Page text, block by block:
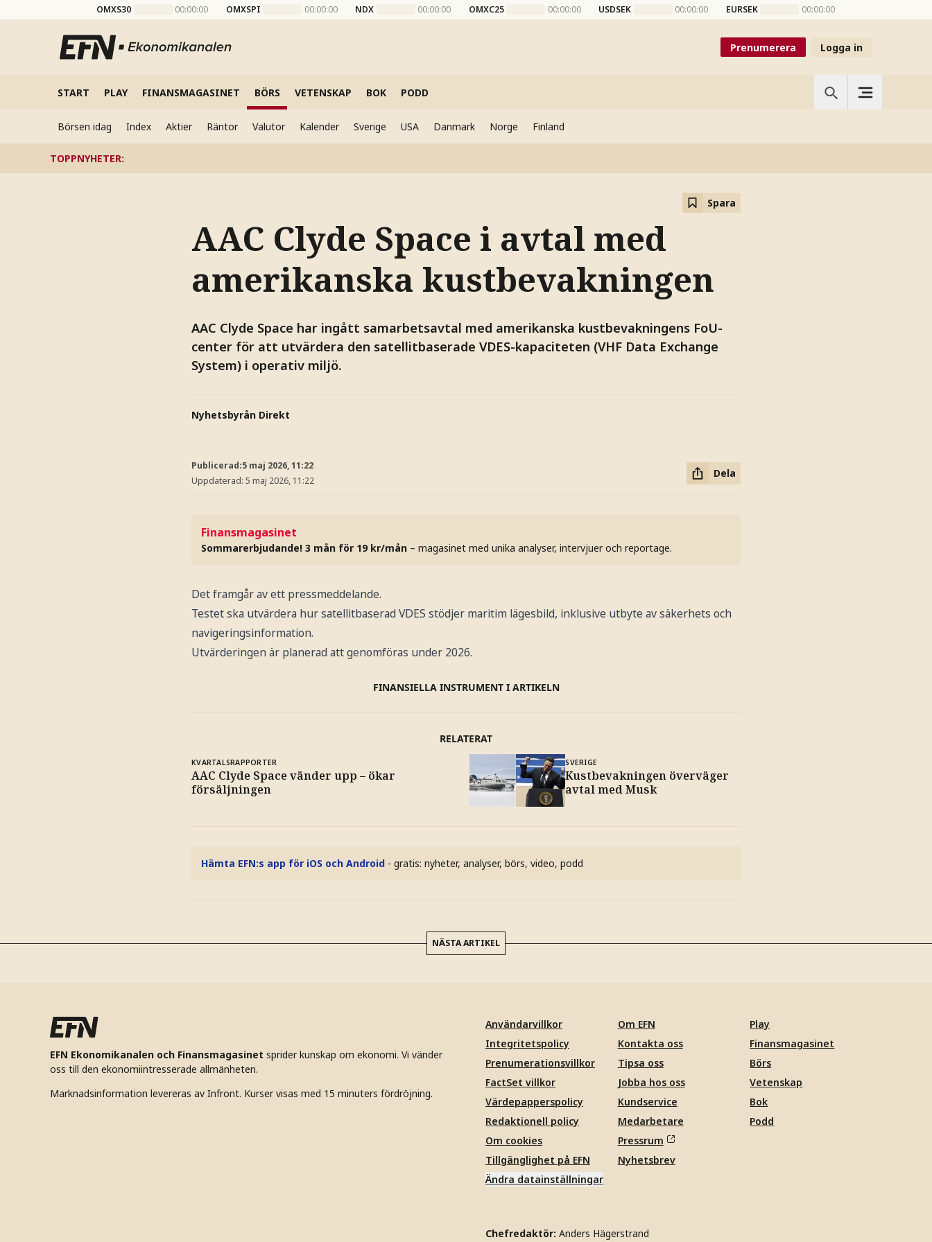
OMXS30 00:00:00 OMXSPI 00:00:00 NDX 00:00:00 OMXC25 00:00:00 USDSEK 00:00:00 EURSEK 00:00:00
Prenumerera Logga in
START PLAY FINANSMAGASINET BÖRS VETENSKAP BOK PODD
Börsen idag Index Aktier Räntor Valutor Kalender Sverige USA Danmark Norge Finland
TOPPNYHETER:
Spara
AAC Clyde Space i avtal med
amerikanska kustbevakningen
AAC Clyde Space har ingått samarbetsavtal med amerikanska kustbevakningens FoU-
center för att utvärdera den satellitbaserade VDES-kapaciteten (VHF Data Exchange
System) i operativ miljö.
Nyhetsbyrån Direkt
Publicerad:5 maj 2026, 11:22
Uppdaterad: 5 maj 2026, 11:22
Dela
Finansmagasinet
Sommarerbjudande! 3 mån för 19 kr/mån – magasinet med unika analyser, intervjuer och reportage.
Det framgår av ett pressmeddelande.
Testet ska utvärdera hur satellitbaserad VDES stödjer maritim lägesbild, inklusive utbyte av säkerhets och
navigeringsinformation.
Utvärderingen är planerad att genomföras under 2026.
FINANSIELLA INSTRUMENT I ARTIKELN
RELATERAT
KVARTALSRAPPORTER
AAC Clyde Space vänder upp – ökar
försäljningen
SVERIGE
Kustbevakningen överväger
avtal med Musk
Hämta EFN:s app för iOS och Android - gratis: nyheter, analyser, börs, video, podd
NÄSTA ARTIKEL
EFN Ekonomikanalen och Finansmagasinet sprider kunskap om ekonomi. Vi vänder
oss till den ekonomiintresserade allmänheten.
Marknadsinformation levereras av Infront. Kurser visas med 15 minuters fördröjning.
Användarvillkor
Integritetspolicy
Prenumerationsvillkor
FactSet villkor
Värdepapperspolicy
Redaktionell policy
Om cookies
Tillgänglighet på EFN
Ändra datainställningar
Om EFN
Kontakta oss
Tipsa oss
Jobba hos oss
Kundservice
Medarbetare
Pressrum
Nyhetsbrev
Play
Finansmagasinet
Börs
Vetenskap
Bok
Podd
Chefredaktör: Anders Hägerstrand